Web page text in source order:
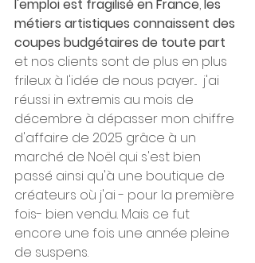
l'emploi est fragilisé en France, les
métiers artistiques connaissent des
coupes budgétaires de toute part
et nos clients sont de plus en plus
frileux à l'idée de nous payer...  j'ai
réussi in extremis au mois de
décembre à dépasser mon chiffre
d'affaire de 2025 grâce à un
marché de Noël qui s'est bien
passé ainsi qu'à une boutique de
créateurs où j'ai - pour la première
fois- bien vendu. Mais ce fut
encore une fois une année pleine
de suspens.